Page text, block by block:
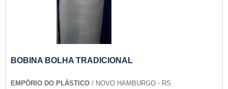
COM A MELHOR QUALIDADEA Empório do
Plástico passou a contratar a produção com
fábricas ainda mais modernas e custos reduzidos.
Aumentando, assim, o mix de sacos a pronta
entrega e venda fracionada, até em pequenas
solicitar um orçamento..
BOBINA BOLHA TRADICIONAL
EMPÓRIO DO PLÁSTICO / NOVO HAMBURGO - RS